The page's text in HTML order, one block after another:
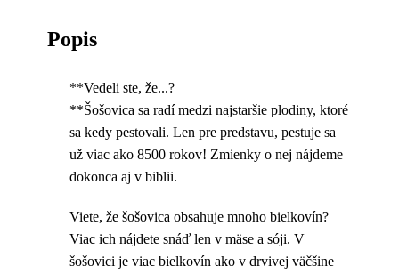
Popis
**Vedeli ste, že...?
**Šošovica sa radí medzi najstaršie plodiny, ktoré
sa kedy pestovali. Len pre predstavu, pestuje sa
už viac ako 8500 rokov! Zmienky o nej nájdeme
dokonca aj v biblii.
Viete, že šošovica obsahuje mnoho bielkovín?
Viac ich nájdete snáď len v mäse a sóji. V
šošovici je viac bielkovín ako v drvivej väčšine